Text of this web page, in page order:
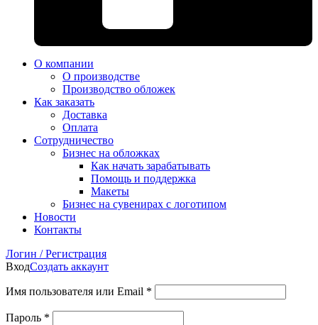
О компании
О производстве
Производство обложек
Как заказать
Доставка
Оплата
Сотрудничество
Бизнес на обложках
Как начать зарабатывать
Помощь и поддержка
Макеты
Бизнес на сувенирах с логотипом
Новости
Контакты
Логин / Регистрация
ВходСоздать аккаунт
Имя пользователя или Email *
Пароль *